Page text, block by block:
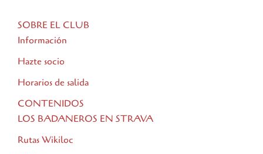
SOBRE EL CLUB
Información
Hazte socio
Horarios de salida
CONTENIDOS
LOS BADANEROS EN STRAVA
Rutas Wikiloc